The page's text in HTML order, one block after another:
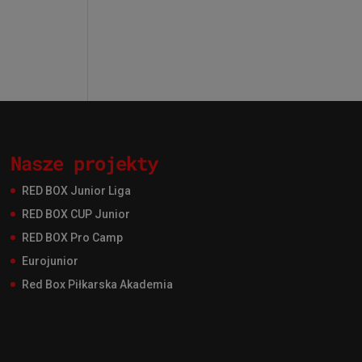
Nasze projekty
RED BOX Junior Liga
RED BOX CUP Junior
RED BOX Pro Camp
Eurojunior
Red Box Piłkarska Akademia